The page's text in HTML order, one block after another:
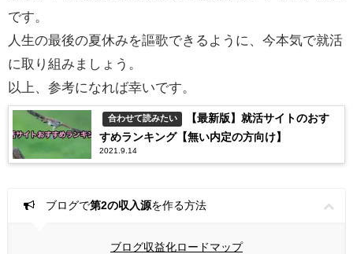
です。
人生の最後の夏休みを謳歌できるように、今本気で就活
に取り組みましょう。
以上、参考になれば幸いです。
合わせて読みたい
【最新版】就活サイトのおす
すめランキング【無い内定の方向け】
2021.9.14
ブログで第2の収入源を作る方法
ブログ収益化ロードマップ